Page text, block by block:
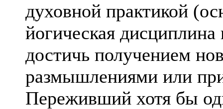
духовной практикой
йогическая
достичь получением
размышлениями или
Переживший хотя бы